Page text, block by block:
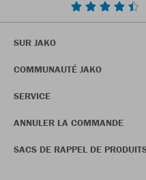
SUR JAKO
COMMUNAUTÉ JAKO
SERVICE
ANNULER LA COMMANDE
SACS DE RAPPEL DE